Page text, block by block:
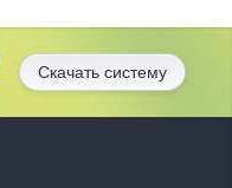
Скачать систему